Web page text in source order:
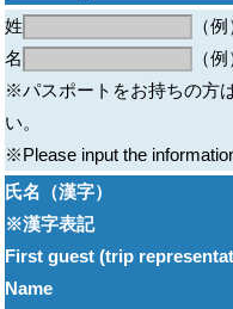
姓
（
名
（
※パスポートをお持ちの方
い。
※Please input the
氏名（漢字）
※漢字表記
First guest (trip
Name